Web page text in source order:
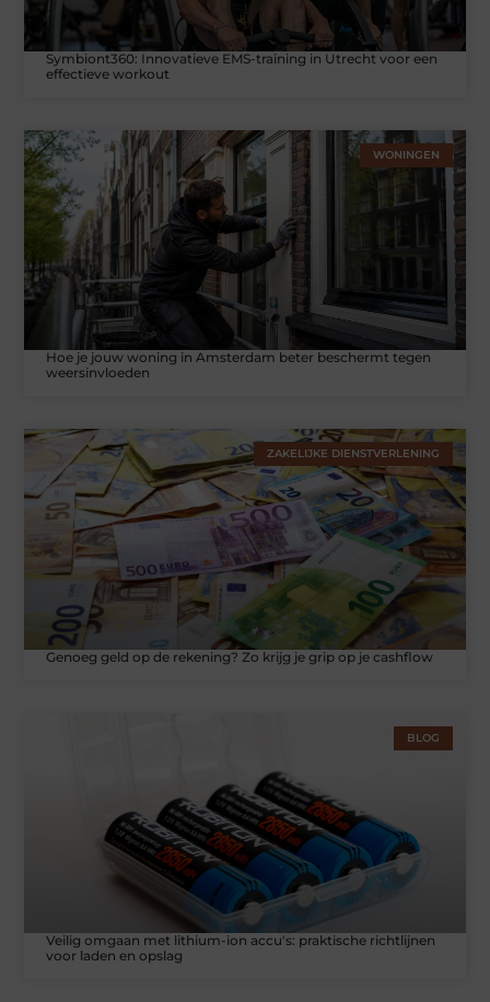
Symbiont360: Innovatieve EMS-training in Utrecht voor een
effectieve workout
WONINGEN
Hoe je jouw woning in Amsterdam beter beschermt tegen
weersinvloeden
ZAKELIJKE DIENSTVERLENING
Genoeg geld op de rekening? Zo krijg je grip op je cashflow
BLOG
Veilig omgaan met lithium-ion accu's: praktische richtlijnen
voor laden en opslag